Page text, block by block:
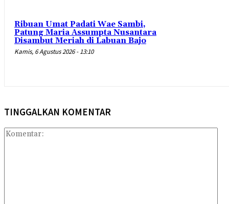
Ribuan Umat Padati Wae Sambi,
Patung Maria Assumpta Nusantara
Disambut Meriah di Labuan Bajo
Kamis, 6 Agustus 2026 - 13:10
TINGGALKAN KOMENTAR